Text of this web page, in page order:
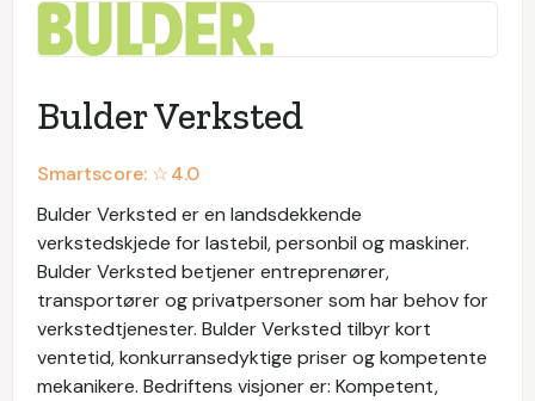
Bulder Verksted
Smartscore: ☆4.0
Bulder Verksted er en landsdekkende
verkstedskjede for lastebil, personbil og maskiner.
Bulder Verksted betjener entreprenører,
transportører og privatpersoner som har behov for
verkstedtjenester. Bulder Verksted tilbyr kort
ventetid, konkurransedyktige priser og kompetente
mekanikere. Bedriftens visjoner er: Kompetent,